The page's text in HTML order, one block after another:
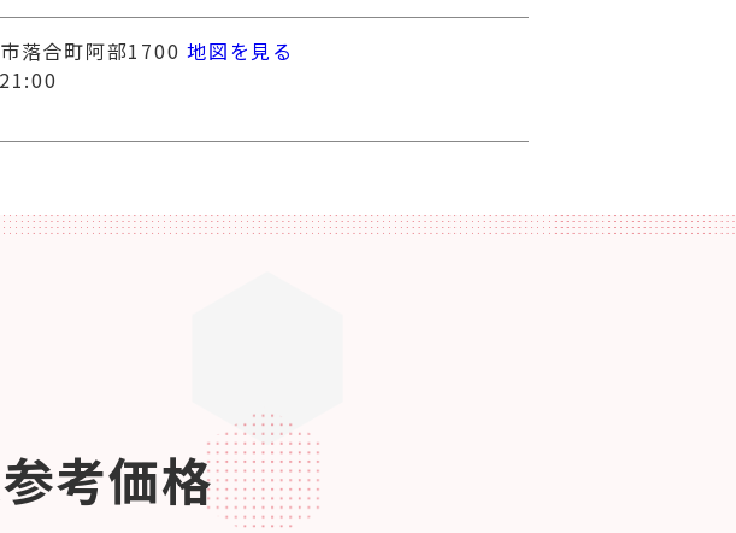
落合町阿部1700地図を見る
考価格